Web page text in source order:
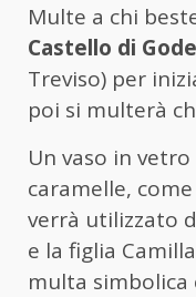
Multe a chi
Castello di
Treviso) per
poi si multerà
Un vaso in
caramelle,
verrà utilizzato
e la figlia
multa simbolica